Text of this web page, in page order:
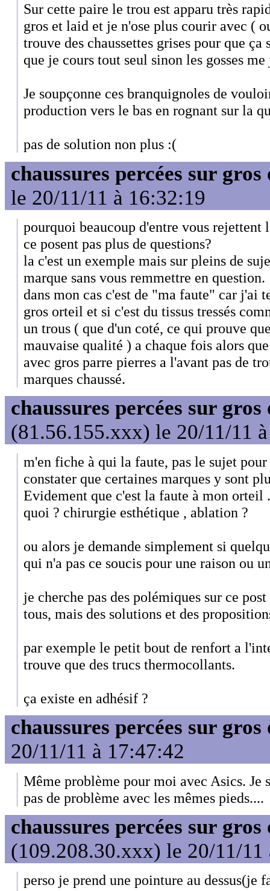
Sur cette paire le trou est apparu très
gros et laid et je n'ose plus courir avec (
trouve des chaussettes grises pour que
que je cours tout seul sinon les gosses
Je soupçonne ces branquignoles de
production vers le bas en rognant sur la
pas de solution non plus :(
chaussures percées sur
le 20/11/11 à 16:32:19
pourquoi beaucoup d'entre vous rejettent
ce posent pas plus de questions?
la c'est un exemple mais sur pleins de
marque sans vous remmettre en question.
dans mon cas c'est de "ma faute" car j'ai
gros orteil et si c'est du tissus tressés
un trous ( que d'un coté, ce qui prouve
mauvaise qualité ) a chaque fois alors
avec gros parre pierres a l'avant pas de
marques chaussé.
chaussures percées sur
(81.56.155.xxx) le 20/11/11
m'en fiche à qui la faute, pas le sujet
constater que certaines marques y sont
Evidement que c'est la faute à mon orteil
quoi ? chirurgie esthétique , ablation ?
ou alors je demande simplement si
qui n'a pas ce soucis pour une raison ou
je cherche pas des polémiques sur ce
tous, mais des solutions et des
par exemple le petit bout de renfort a
trouve que des trucs thermocollants.
ça existe en adhésif ?
chaussures percées sur
20/11/11 à 17:47:42
Même problème pour moi avec Asics. Je
pas de problème avec les mêmes pieds....
chaussures percées sur
(109.208.30.xxx) le 20/11/11
perso je prend une pointure au dessus(je